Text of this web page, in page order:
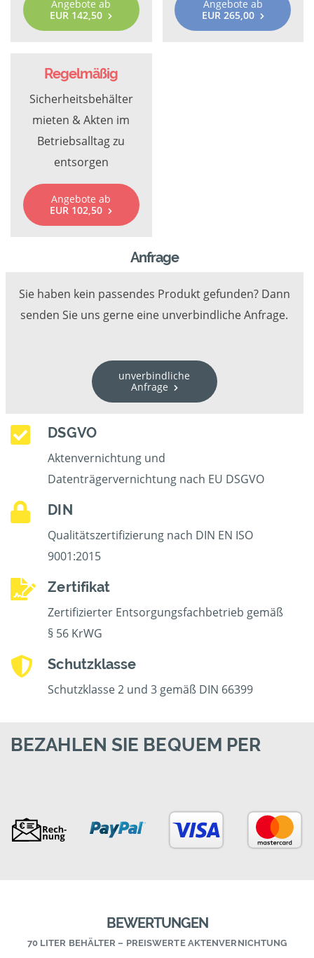
Angebote ab
EUR 142,50
Angebote ab
EUR 265,00
Regelmäßig
Sicherheitsbehälter
mieten & Akten im
Betriebsalltag zu
entsorgen
Angebote ab
EUR 102,50
Anfrage
Sie haben kein passendes Produkt gefunden? Dann
senden Sie uns gerne eine unverbindliche Anfrage.
unverbindliche
Anfrage
DSGVO
Aktenvernichtung und
Datenträgervernichtung nach EU DSGVO
DIN
Qualitätszertifizierung nach DIN EN ISO
9001:2015
Zertifikat
Zertifizierter Entsorgungsfachbetrieb gemäß
§ 56 KrWG
Schutzklasse
Schutzklasse 2 und 3 gemäß DIN 66399
BEZAHLEN SIE BEQUEM PER
BEWERTUNGEN
70 LITER BEHÄLTER – PREISWERTE AKTENVERNICHTUNG